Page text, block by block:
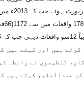
طور پر
کرتے ہیں اور کہتے ہیں
تنظیموں نے رابطہ
عبدالحلیم کہتے ہیں